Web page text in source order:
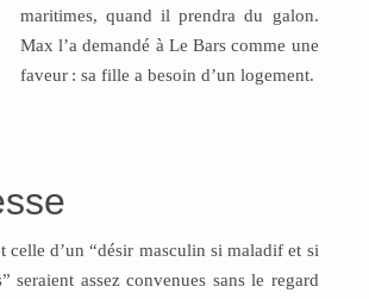
maritimes, quand il prendra du galon.
Max l’a demandé à Le Bars comme une
faveur : sa fille a besoin d’un logement.
celle d’un “désir masculin si maladif et si
seraient assez convenues sans le regard